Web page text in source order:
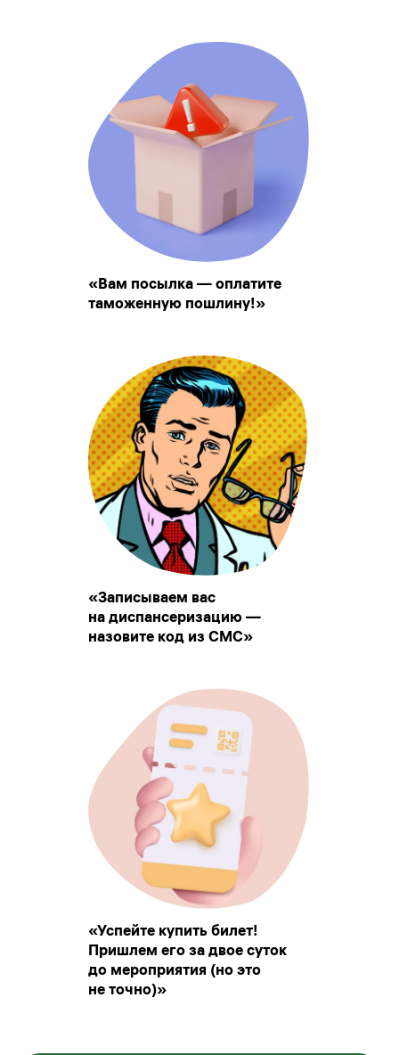
«Вам посылка — оплатите
таможенную пошлину!»
«Записываем вас
на диспансеризацию —
назовите код из СМС»
«Успейте купить билет!
Пришлем его за двое суток
до мероприятия (но это
не точно)»